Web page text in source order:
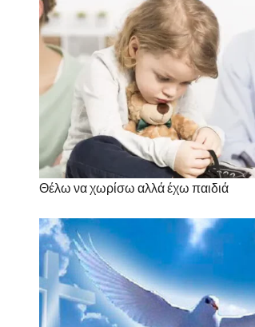
Θέλω να χωρίσω αλλά έχω παιδιά